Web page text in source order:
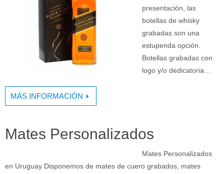
presentación, las
botellas de whisky
grabadas son una
estupenda opción.
Botellas grabadas con
logo y/o dedicatoria…
MÁS INFORMACIÓN
Mates Personalizados
Mates Personalizados
en Uruguay Disponemos de mates de cuero grabados, mates